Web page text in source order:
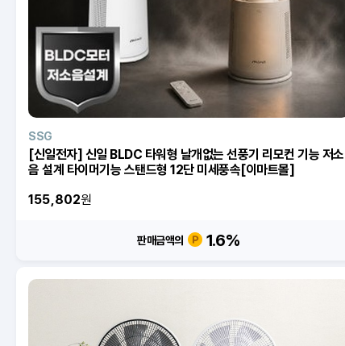
SSG
[신일전자] 신일 BLDC 타워형 날개없는 선풍기 리모컨 기능 저소
음 설계 타이머기능 스탠드형 12단 미세풍속[이마트몰]
155,802원
판매금액의 1.6%